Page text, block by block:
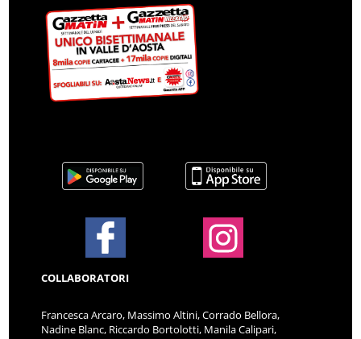
COLLABORATORI
Francesca Arcaro, Massimo Altini, Corrado Bellora,
Nadine Blanc, Riccardo Bortolotti, Manila Calipari,